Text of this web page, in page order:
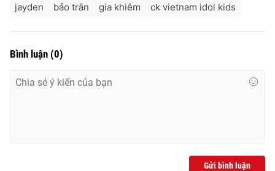
jayden
bảo trân gia khiêm ck vietnam idol kids
Bình luận (0)
Gửi bình luận